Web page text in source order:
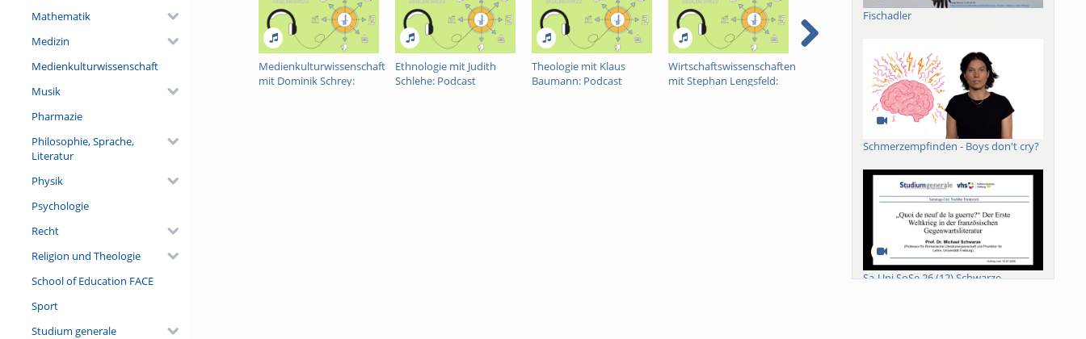
Mathematik
Medizin
Medienkulturwissenschaft
Musik
Pharmazie
Philosophie, Sprache,
Literatur
Physik
Psychologie
Recht
Religion und Theologie
School of Education FACE
Sport
Studium generale
Medienkulturwissenschaft
mit Dominik Schrey:
Ethnologie mit Judith
Schlehe: Podcast
Theologie mit Klaus
Baumann: Podcast
Wirtschaftswissenschaften
mit Stephan Lengsfeld:
Pharmazie mit Jennifer
Andexer: Podcast
Umweltwissenschaften
mit Daniela Kleinschmit:
Podcast Studienwal
Fischadler
Schmerzempfinden - Boys don't cry?
Sa-Uni SoSe 26 (12) Schwarze